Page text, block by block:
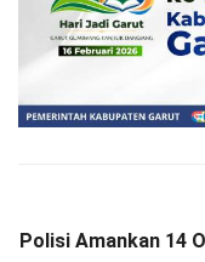
Polisi Amankan 14